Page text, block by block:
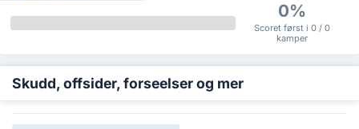
0%
Scoret først i 0 / 0
kamper
Skudd, offsider, forseelser og mer